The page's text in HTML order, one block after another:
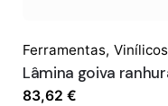
Ferramentas,
Lâmina goiva
83,62 €